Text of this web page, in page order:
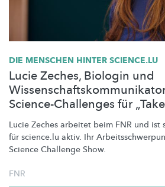
DIE MENSCHEN HINTER SCIENCE.LU
Lucie Zeches, Biologin und
Science-Challenges für
Lucie Zeches arbeitet beim FNR und
für science.lu aktiv. Ihr
Science Challenge Show.
FNR